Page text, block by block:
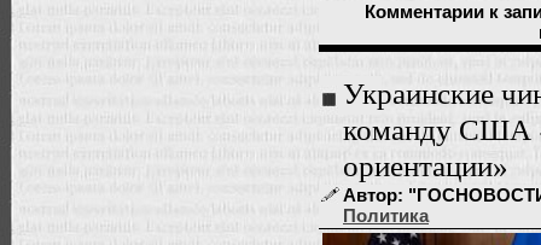
Комментарии к
Украинские
команду США
ориентации»
Автор:
Политика